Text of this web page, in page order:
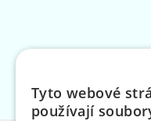
Tyto webové
používají